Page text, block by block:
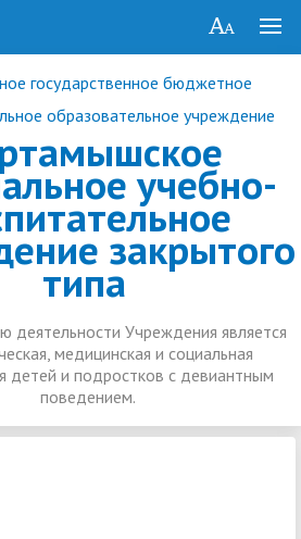
государственное бюджетное
образовательное учреждение
учебно-
закрытого
типа
деятельности Учреждения является
медицинская и социальная
детей и подростков с девиантным
поведением.